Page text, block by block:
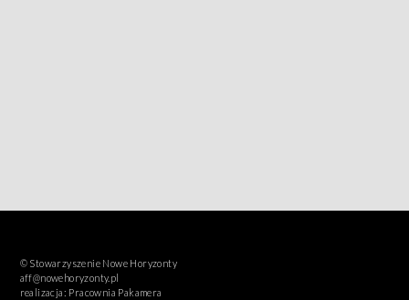
© Stowarzyszenie Nowe Horyzonty
aff@nowehoryzonty.pl
realizacja: Pracownia Pakamera